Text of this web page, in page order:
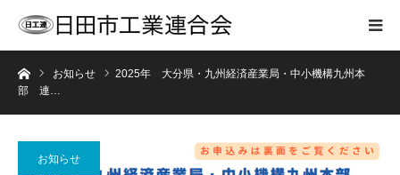
ホームお知らせ
2025年 大分県・九州経済産業局・中小機構九州本
部 連…
お知らせ